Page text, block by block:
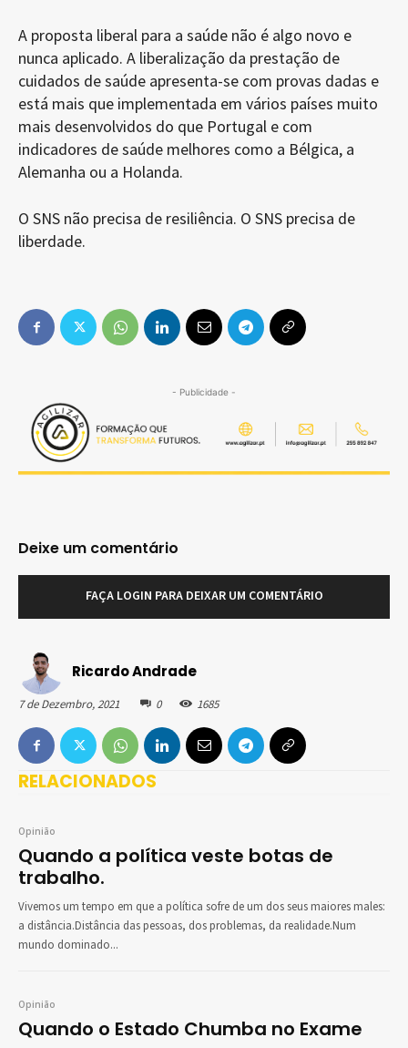
Ricardo Andrade
7 de Dezembro, 2021 0 1685
RELACIONADOS
Opinião
Quando a política veste botas de
trabalho.
Vivemos um tempo em que a política sofre de um dos seus maiores males:
a distância.Distância das pessoas, dos problemas, da realidade.Num
mundo dominado...
Opinião
Quando o Estado Chumba no Exame
A proposta liberal para a saúde não é algo novo e
nunca aplicado. A liberalização da prestação de
cuidados de saúde apresenta-se com provas dadas e
está mais que implementada em vários países muito
mais desenvolvidos do que Portugal e com
indicadores de saúde melhores como a Bélgica, a
Alemanha ou a Holanda.
O SNS não precisa de resiliência. O SNS precisa de
liberdade.
- Publicidade -
Deixe um comentário
FAÇA LOGIN PARA DEIXAR UM COMENTÁRIO